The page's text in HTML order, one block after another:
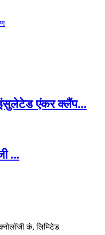
इंसुलेटेड एंकर क्लैंप...
...
कं, लिमिटेड